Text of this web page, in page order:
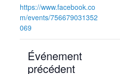
https://www.facebook.co
m/events/756679031352
069
Événement
précédent